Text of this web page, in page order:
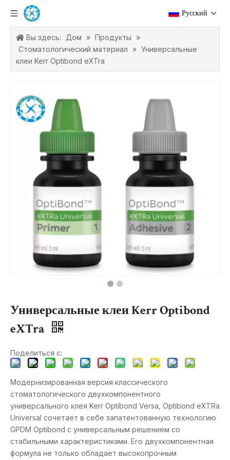
Pусский
Вы здесь: Дом » Продукты
»
Стоматологический материал
» Универсальные
клеи Kerr Optibond eXTra
Универсальные клеи Kerr Optibond
eXTra
Поделиться с:
Модернизированная версия классического
стоматологического двухкомпонентного
универсального клея Kerr Optibond Versa, Optibond eXTRa
Universal сочетает в себе запатентованную технологию
GPDM Optibond с универсальным решением со
стабильными характеристиками. Его двухкомпонентная
формула не только обладает высокопрочным